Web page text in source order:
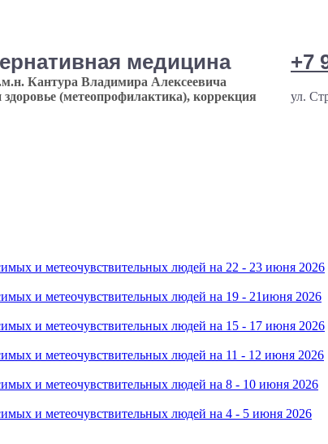
медицина
Кантура Владимира Алексеевича
здоровье (метеопрофилактика), коррекция
+7
ул.
и метеочувствительных людей на 22 - 23 июня 2026
и метеочувствительных людей на 19 - 21июня 2026
и метеочувствительных людей на 15 - 17 июня 2026
и метеочувствительных людей на 11 - 12 июня 2026
и метеочувствительных людей на 8 - 10 июня 2026
и метеочувствительных людей на 4 - 5 июня 2026